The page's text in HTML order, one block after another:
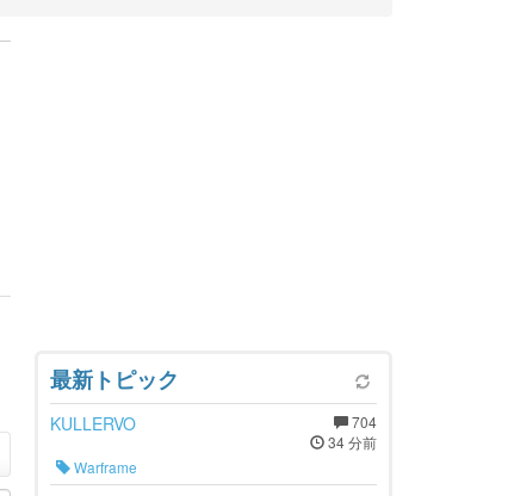
最新トピック
704
34 分前
KULLERVO
Warframe